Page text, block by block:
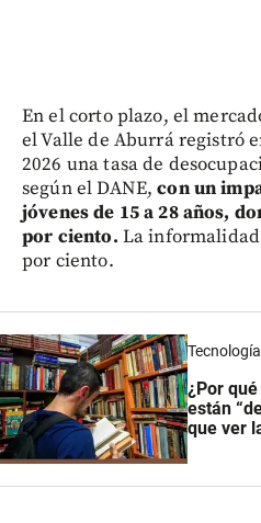
En el corto plazo, el
el Valle de Aburrá registró
2026 una tasa de
según el DANE,con un
jóvenes de 15 a 28 años,
por ciento. La
por ciento.
Tecnología
¿Por
están
que ver